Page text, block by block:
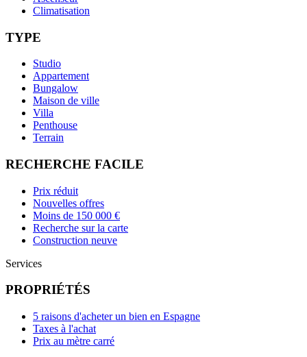
Climatisation
TYPE
Studio
Appartement
Bungalow
Maison de ville
Villa
Penthouse
Terrain
RECHERCHE FACILE
Prix réduit
Nouvelles offres
Moins de 150 000 €
Recherche sur la carte
Construction neuve
Services
PROPRIÉTÉS
5 raisons d'acheter un bien en Espagne
Taxes à l'achat
Prix au mètre carré